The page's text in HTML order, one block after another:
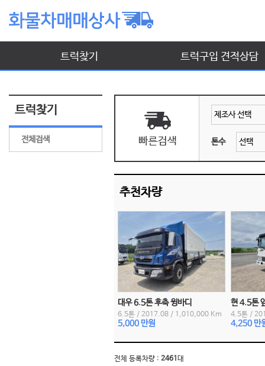
트럭찾기 트럭구입 견적상담
트럭찾기
전체검색 톤수
추천차량
대우 6.5톤 후축 윙바디
6.5톤 / 2017.08 / 1,010,000 Km
5,000 만원
현 4.5톤
4.5톤 /
4,250 만
전체 등록차량 : 2461 대